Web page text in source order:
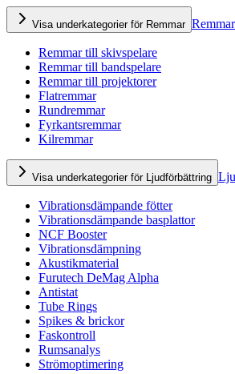
Visa underkategorier för Remmar Remmar
Remmar till skivspelare
Remmar till bandspelare
Remmar till projektorer
Flatremmar
Rundremmar
Fyrkantsremmar
Kilremmar
Visa underkategorier för Ljudförbättring
Vibrationsdämpande fötter
Vibrationsdämpande basplattor
NCF Booster
Vibrationsdämpning
Akustikmaterial
Furutech DeMag Alpha
Antistat
Tube Rings
Spikes & brickor
Faskontroll
Rumsanalys
Strömoptimering